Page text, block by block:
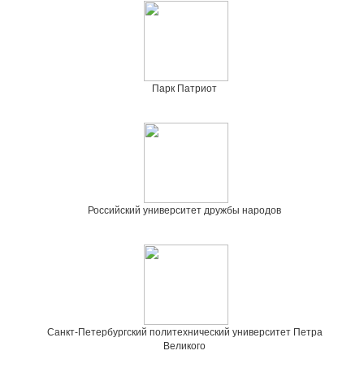
Парк Патриот
Российский университет дружбы народов
Санкт-Петербургский политехнический университет Петра
Великого